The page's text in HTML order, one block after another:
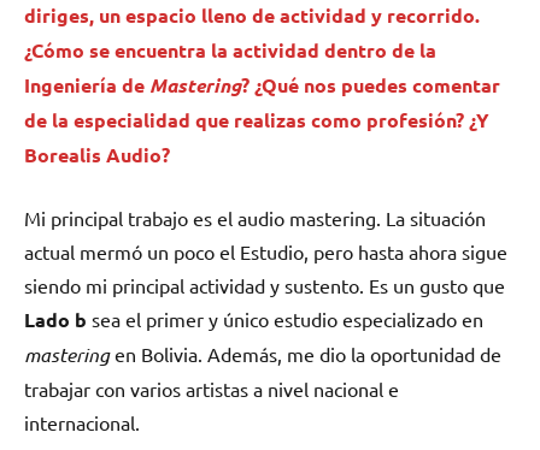
diriges, un espacio lleno de actividad y recorrido.
¿Cómo se encuentra la actividad dentro de la
Ingeniería de Mastering? ¿Qué nos puedes comentar
de la especialidad que realizas como profesión? ¿Y
Borealis Audio?
Mi principal trabajo es el audio mastering. La situación
actual mermó un poco el Estudio, pero hasta ahora sigue
siendo mi principal actividad y sustento. Es un gusto que
Lado b sea el primer y único estudio especializado en
masteringen Bolivia. Además, me dio la oportunidad de
trabajar con varios artistas a nivel nacional e
internacional.